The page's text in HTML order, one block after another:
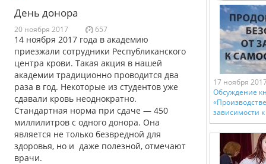
День донора
20 ноября 2017 657
14 ноября 2017 года в академию
приезжали сотрудники Республиканского
центра крови. Такая акция в нашей
академии традиционно проводится два
раза в год. Некоторые из студентов уже
сдавали кровь неоднократно.
Стандартная норма при сдаче — 450
миллилитров с одного донора. Она
является не только безвредной для
здоровья, но и даже полезной, отмечают
врачи.
17 ноября
Обсуждение
зависимости